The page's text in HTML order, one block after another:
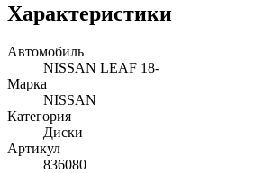
Характеристики
Автомобиль
NISSAN LEAF 18-
Марка
NISSAN
Категория
Диски
Артикул
836080